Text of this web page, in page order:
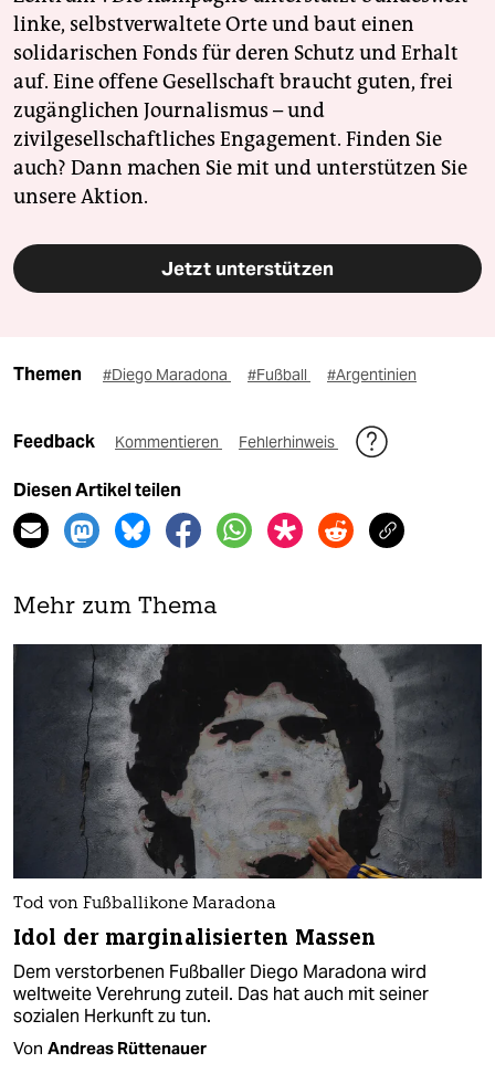
linke, selbstverwaltete Orte und baut einen
solidarischen Fonds für deren Schutz und Erhalt
auf. Eine offene Gesellschaft braucht guten, frei
zugänglichen Journalismus – und
zivilgesellschaftliches Engagement. Finden Sie
auch? Dann machen Sie mit und unterstützen Sie
unsere Aktion.
Jetzt unterstützen
Themen #Diego Maradona #Fußball #Argentinien
Feedback Kommentieren Fehlerhinweis
Diesen Artikel teilen
Mehr zum Thema
Tod von Fußballikone Maradona
Idol der marginalisierten Massen
Dem verstorbenen Fußballer Diego Maradona wird
weltweite Verehrung zuteil. Das hat auch mit seiner
sozialen Herkunft zu tun.
Von Andreas Rüttenauer